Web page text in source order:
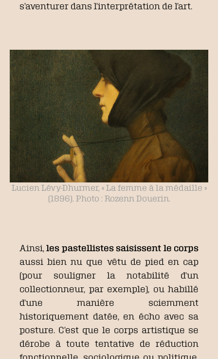
s’aventurer dans l’interprétation de l’art.
Lucien Lévy-Dhurmer, « La femme à la médaille »
(1896). Photo : Rozenn Douerin.
Ainsi,les pastellistes saisissent le corps
aussi bien nu que vêtu de pied en cap
(pour souligner la notabilité d’un
collectionneur, par exemple), ou habillé
d’une manière sciemment
historiquement datée, en écho avec sa
posture. C’est que le corps artistique se
dérobe à toute tentative de réduction
fonctionnelle, sociologique ou politique,